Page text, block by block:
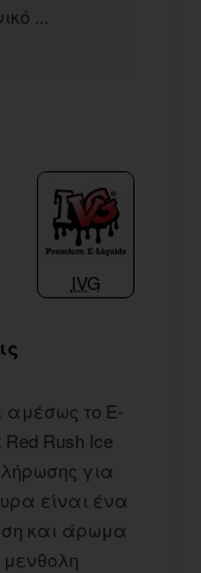
...
IVG
το E-
Red Rush Ice
για
είναι ένα
και άρωμα